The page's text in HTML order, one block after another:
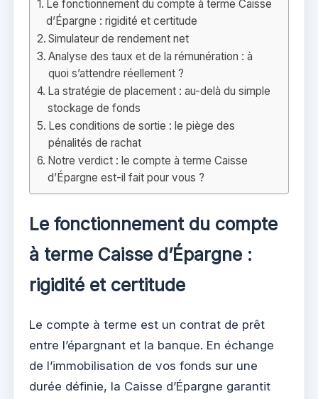
Le fonctionnement du compte à terme Caisse
d’Épargne : rigidité et certitude
Simulateur de rendement net
Analyse des taux et de la rémunération : à
quoi s’attendre réellement ?
La stratégie de placement : au-delà du simple
stockage de fonds
Les conditions de sortie : le piège des
pénalités de rachat
Notre verdict : le compte à terme Caisse
d’Épargne est-il fait pour vous ?
Le fonctionnement du compte
à terme Caisse d’Épargne :
rigidité et certitude
Le compte à terme est un contrat de prêt
entre l’épargnant et la banque. En échange
de l’immobilisation de vos fonds sur une
durée définie, la Caisse d’Épargne garantit